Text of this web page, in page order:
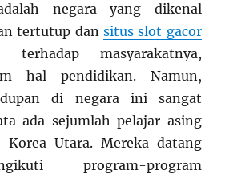
negara yang dikenal
tertutup dan situs slot gacor
masyarakatnya,
hal pendidikan. Namun,
di negara ini sangat
ada sejumlah pelajar asing
Utara. Mereka datang
program-program